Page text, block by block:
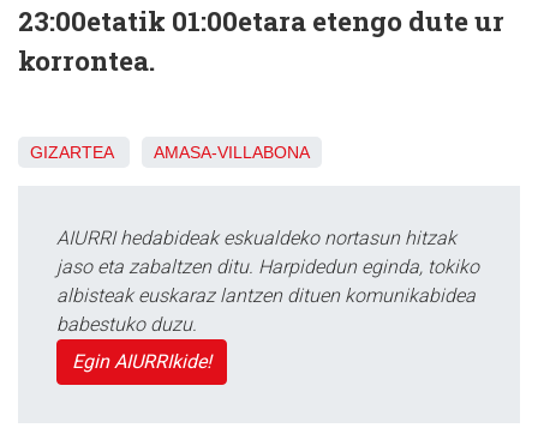
23:00etatik 01:00etara etengo dute ur
korrontea.
GIZARTEA AMASA-VILLABONA
AIURRI hedabideak eskualdeko nortasun hitzak
jaso eta zabaltzen ditu. Harpidedun eginda, tokiko
albisteak euskaraz lantzen dituen komunikabidea
babestuko duzu.
Egin AIURRIkide!